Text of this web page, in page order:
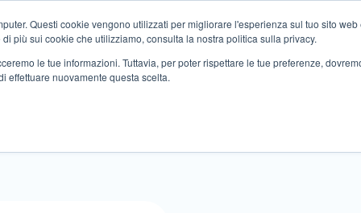
Questi cookie vengono utilizzati per migliorare l'esperienza sul tuo sito
più sui cookie che utilizziamo, consulta la nostra politica sulla privacy.
le tue informazioni. Tuttavia, per poter rispettare le tue preferenze,
effettuare nuovamente questa scelta.